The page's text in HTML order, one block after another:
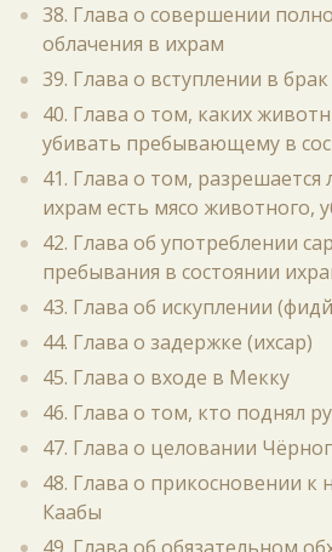
38. Глава о совершении
облачения в ихрам
39. Глава о вступлении в
40. Глава о том, каких
убивать пребывающему в
41. Глава о том, разрешается
ихрам есть мясо животного,
42. Глава об употреблении
пребывания в состоянии
43. Глава об искуплении
44. Глава о задержке (ихсар)
45. Глава о входе в Мекку
46. Глава о том, кто поднял
47. Глава о целовании
48. Глава о прикосновении к
Каабы